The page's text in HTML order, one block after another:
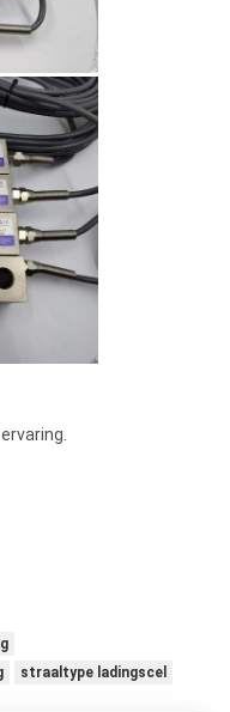
straaltype ladingscel